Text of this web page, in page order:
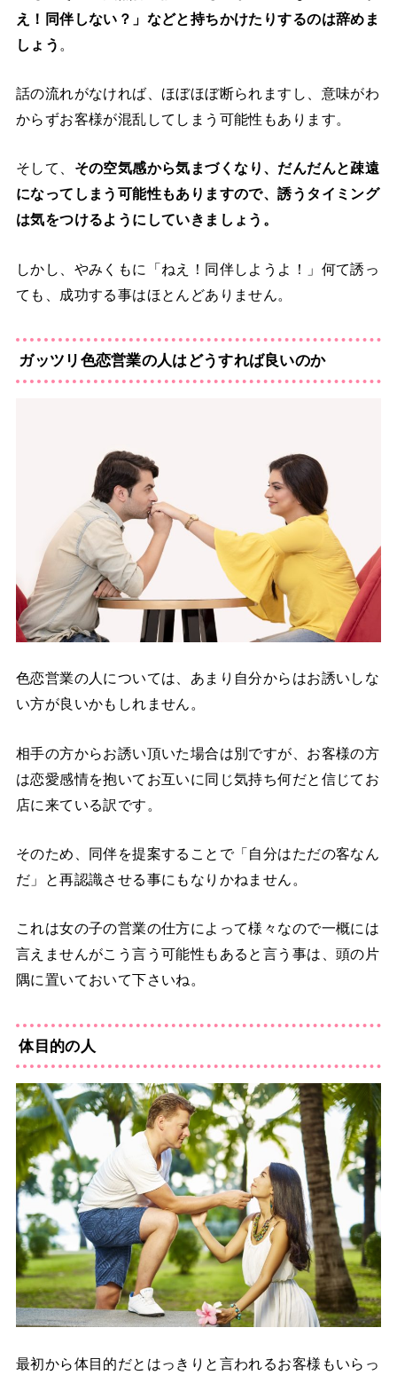
え！同伴しない？」などと持ちかけたりするのは辞めま
しょう 。
話の流れがなければ、ほぼほぼ断られますし、意味がわ
からずお客様が混乱してしまう可能性もあります。
そして、 その空気感から気まづくなり、だんだんと疎遠
になってしまう可能性もありますので、誘うタイミング
は気をつけるようにしていきましょう。
しかし、やみくもに「ねえ！同伴しようよ！」何て誘っ
ても、成功する事はほとんどありません。
ガッツリ色恋営業の人はどうすれば良いのか
色恋営業の人については、あまり自分からはお誘いしな
い方が良いかもしれません。
相手の方からお誘い頂いた場合は別ですが、
お客様の方
は恋愛感情を抱いてお互いに同じ気持ち何だと信じてお
店に来ている訳 です。
そのため、同伴を提案することで「自分はただの客なん
だ」と再認識させる事にもなりかねません。
これは女の子の営業の仕方によって様々なので一概には
言えませんがこう言う可能性もあると言う事は、頭の片
隅に置いておいて下さいね。
体目的の人
最初から体目的だとはっきりと言われるお客様もいらっ